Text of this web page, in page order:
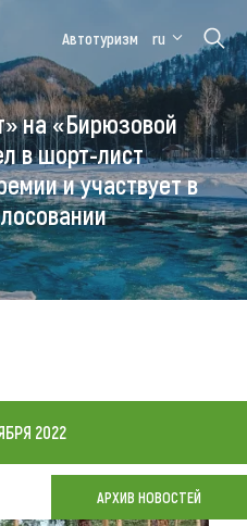
Медицинский
форум
Алтайская
зимовка
Автотуризм ru
на «Бирюзовой
в шорт-лист
и участвует в
2022
АРХИВ НОВОСТЕЙ